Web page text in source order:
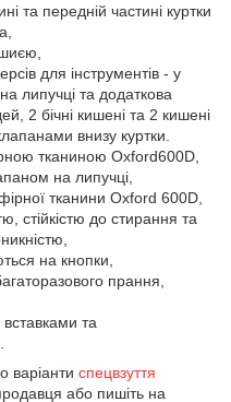
та передній частині куртки
для інструментів - у
липучці та додаткова
2 бічні кишені та 2 кишені
внизу куртки.
тканиною Oxford600D,
на липучці,
тканини Oxford 600D,
стійкістю до стирання та
на кнопки,
прання,
та
варіанти спецвзуття
або пишіть на